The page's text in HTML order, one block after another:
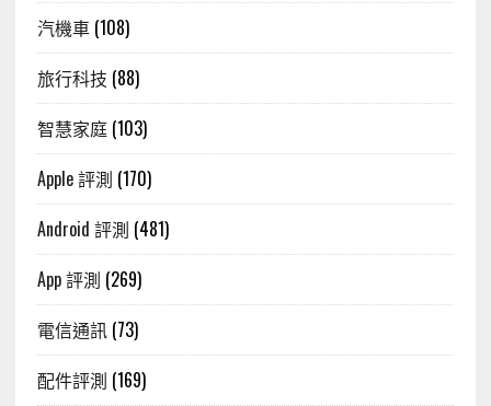
汽機車(108)
旅行科技 (88)
智慧家庭(103)
Apple 評測 (170)
Android 評測 (481)
App 評測 (269)
電信通訊(73)
配件評測 (169)